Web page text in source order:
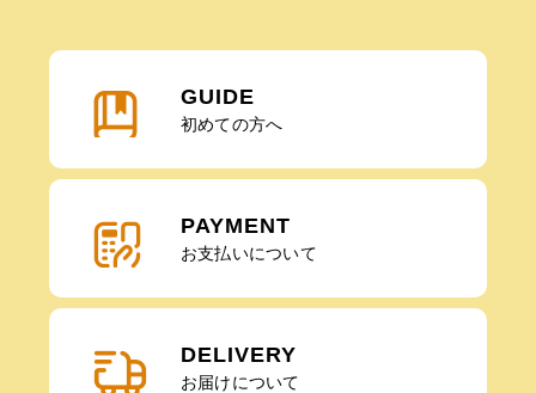
GUIDE
初めての方へ
PAYMENT
お支払いについて
DELIVERY
お届けについて